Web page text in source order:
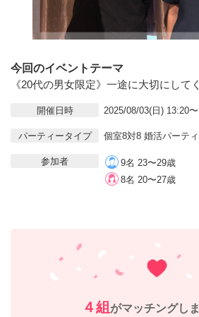
今回のイベントテーマ
《20代の男女限定》一途に大切にし
開催日時 2025/08/03(日) 13:20〜
パーティータイプ 個室8対8 婚活パーテ
参加者
9名 23〜29歳
8名 20〜27歳
４組 がマッチングし